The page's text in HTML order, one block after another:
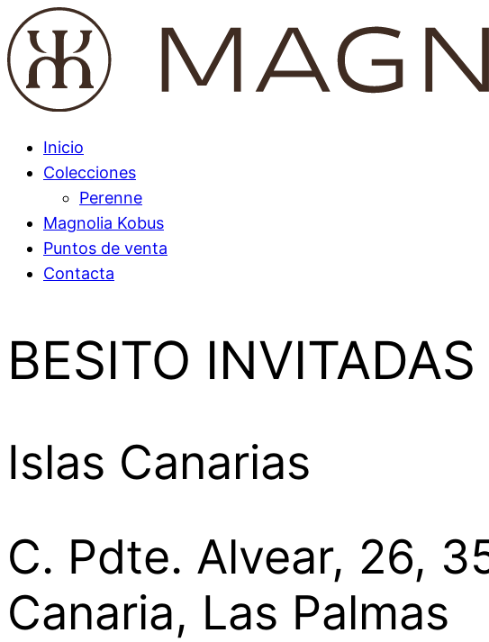
Inicio
Colecciones
Perenne
Magnolia Kobus
Puntos de venta
Contacta
BESITO
Islas Canarias
C. Pdte. Alvear, 26,
Canaria, Las Palmas